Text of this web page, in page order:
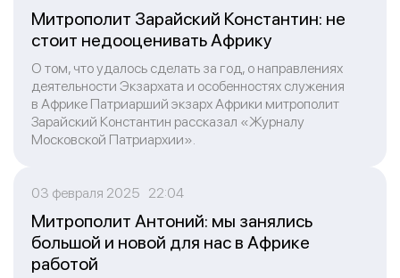
Митрополит Зарайский Константин: не
стоит недооценивать Африку
О том, что удалось сделать за год, о направлениях
деятельности Экзархата и особенностях служения
в Африке Патриарший экзарх Африки митрополит
Зарайский Константин рассказал «Журналу
Московской Патриархии».
03 февраля 2025 22:04
Митрополит Антоний: мы занялись
большой и новой для нас в Африке
работой